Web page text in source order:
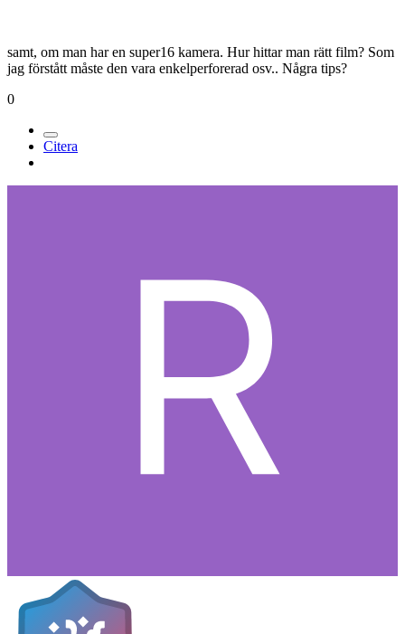
samt, om man har en super16 kamera. Hur hittar man rätt film? Som
jag förstått måste den vara enkelperforerad osv.. Några tips?
0
Citera